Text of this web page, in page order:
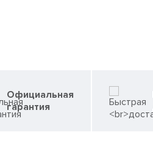
Официальная
гарантия